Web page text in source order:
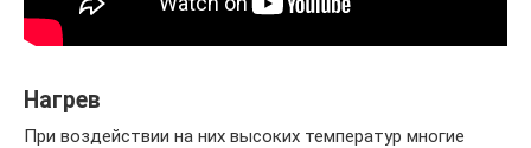
Нагрев
При воздействии на них высоких температур многие